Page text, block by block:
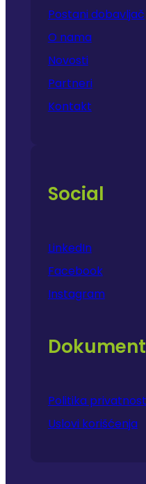
Postani dobavljač
O nama
Novosti
Partneri
Kontakt
Social
LinkedIn
Facebook
Instagram
Politika
Uslovi korišćenja